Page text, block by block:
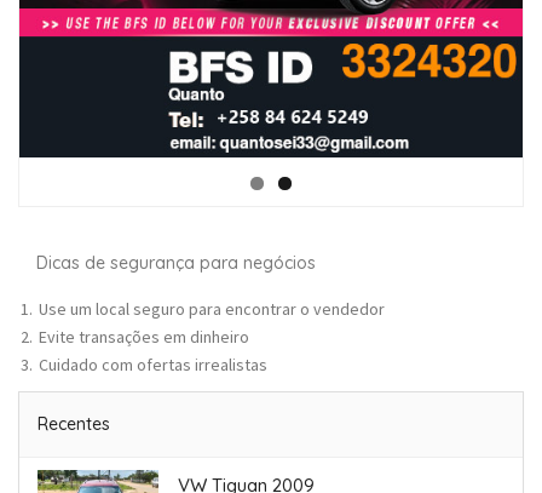
Dicas de segurança para negócios
Use um local seguro para encontrar o vendedor
Evite transações em dinheiro
Cuidado com ofertas irrealistas
Recentes
VW Tiguan 2009